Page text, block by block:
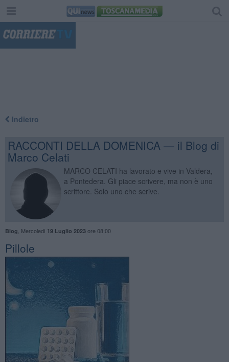
Indietro
RACCONTI DELLA DOMENICA — il Blog di
Marco Celati
MARCO CELATI ha lavorato e vive in Valdera,
a Pontedera. Gli piace scrivere, ma non è uno
scrittore. Solo uno che scrive.
Blog Mercoledì 19 Luglio 2023ore 08:00
Pillole